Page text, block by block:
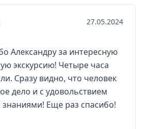
27.05.2024
Александру за интересную
экскурсию! Четыре часа
Сразу видно, что человек
дело и с удовольствием
знаниями! Еще раз спасибо!